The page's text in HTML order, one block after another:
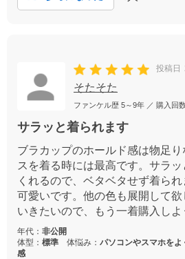
投稿日
そたそた
ファンケル歴 5～9年 ／ 購入回
サラッと着られます
ブラカップのホールド感は物足
スを着る時には最高です。サラ
くれるので、ベタベタせず着ら
可愛いです。他の色も展開して
いきたいので、もう一着購入し
年代： 非公開
体型： 標準 体悩み： パソコンやスマホを
感